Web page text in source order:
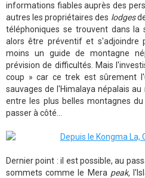
informations fiables auprès des
autres les propriétaires des lodges
téléphoniques se trouvent dans la
alors être préventif et s'adjoindre
moins un guide de montagne
prévision de difficultés. Mais
coup » car ce trek est sûrement
sauvages de l'Himalaya népalais
entre les plus belles montagnes
passer à côté...
Dernier point : il est possible, au
sommets comme le Mera peak,